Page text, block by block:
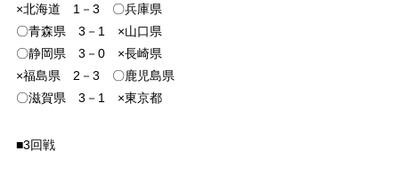
×北海道 1－3 〇兵庫県
〇青森県 3－1 ×山口県
〇静岡県 3－0 ×長崎県
×福島県 2－3 〇鹿児島県
〇滋賀県 3－1 ×東京都
■3回戦